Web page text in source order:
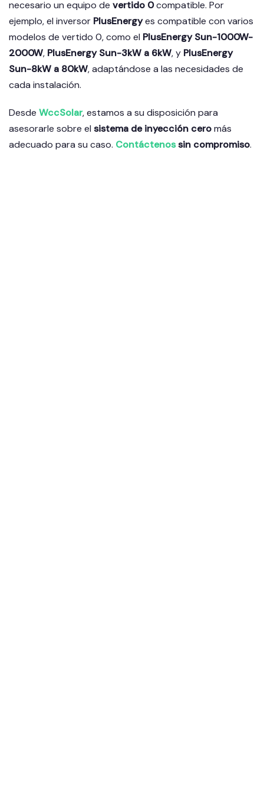
necesario un equipo de vertido 0compatible. Por
ejemplo, el inversor PlusEnergyes compatible con varios
modelos de vertido 0, como el PlusEnergy Sun-1000W-
2000W, PlusEnergy Sun-3kW a 6kW, y PlusEnergy
Sun-8kW a 80kW, adaptándose a las necesidades de
cada instalación.
Desde WccSolar, estamos a su disposición para
asesorarle sobre el sistema de inyección ceromás
adecuado para su caso. Contáctenossin compromiso.